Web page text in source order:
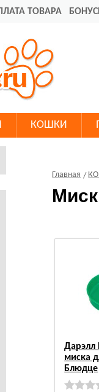
ТОВАРА
КОШКИ
Главная
Дарэлл
миска
Блюдце